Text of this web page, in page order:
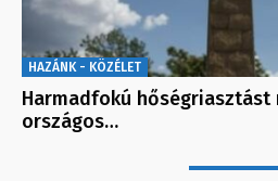
HAZÁNK - KÖZÉLET
Harmadfokú hőségriasztást
országos…